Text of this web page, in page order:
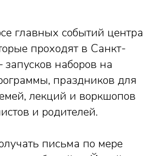
главных событий центра
проходят в Санкт-
запусков наборов на
праздников для
лекций и воркшопов
и родителей.
письма по мере